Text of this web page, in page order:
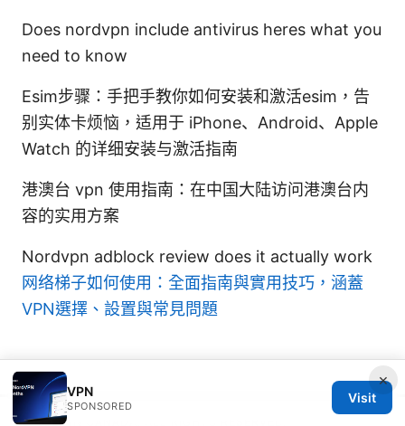
Does nordvpn include antivirus heres what you
need to know
Esim步骤：手把手教你如何安装和激活esim，告
别实体卡烦恼，适用于 iPhone、Android、Apple
Watch 的详细安装与激活指南
港澳台 vpn 使用指南：在中国大陆访问港澳台内
容的实用方案
Nordvpn adblock review does it actually work
网络梯子如何使用：全面指南與實用技巧，涵蓋
VPN選擇、設置與常見問題
×
VPN
SPONSORED
Visit
© 2026 IN CANADA. ALL RIGHTS RESERVED.